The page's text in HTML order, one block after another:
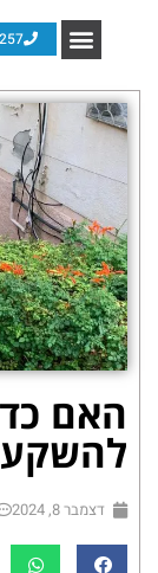
האם
להשקעה
דצמבר 8, 2024